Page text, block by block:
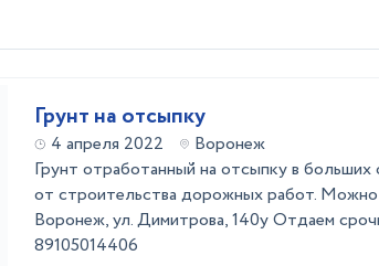
Грунт на отсыпку
4 апреля 2022
Воронеж
Грунт отработанный на отсыпку в больших
от строительства дорожных работ. Можно
Воронеж, ул. Димитрова, 140у Отдаем
89105014406